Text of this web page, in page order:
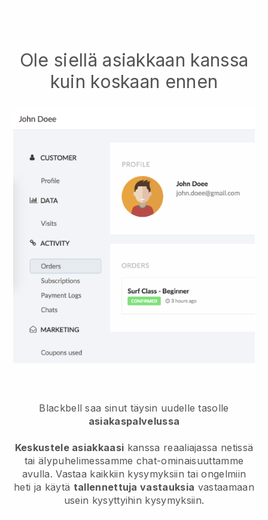
Ole siellä asiakkaan kanssa
kuin koskaan ennen
Blackbell saa sinut täysin uudelle tasolle
asiakaspalvelussa
Keskustele asiakkaasi kanssa reaaliajassa netissä
tai älypuhelimessamme chat-ominaisuuttamme
avulla. Vastaa kaikkiin kysymyksiin tai ongelmiin
heti ja käytä tallennettuja vastauksia vastaamaan
usein kysyttyihin kysymyksiin.